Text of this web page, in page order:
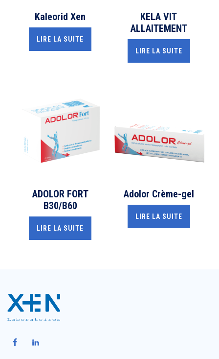
Kaleorid Xen
LIRE LA SUITE
KELA VIT
ALLAITEMENT
LIRE LA SUITE
ADOLOR FORT
B30/B60
LIRE LA SUITE
Adolor Crème-gel
LIRE LA SUITE